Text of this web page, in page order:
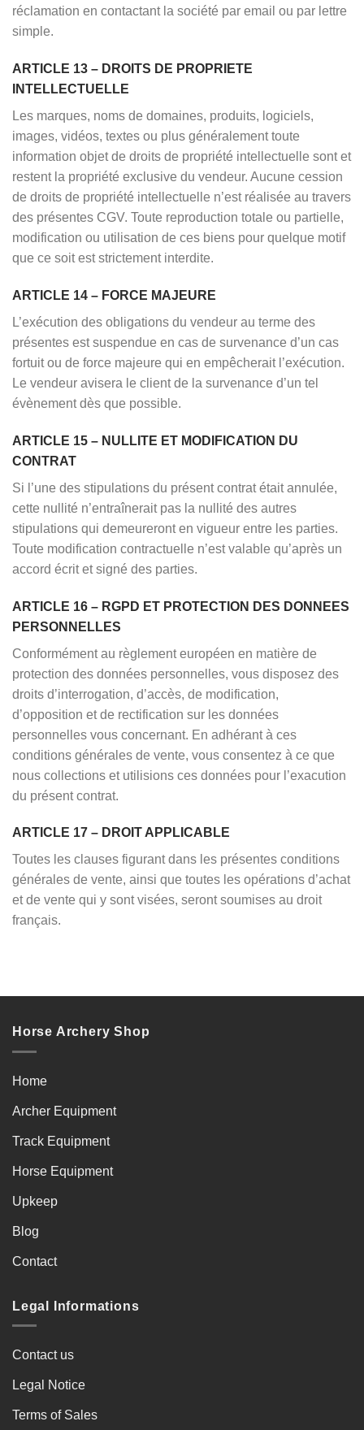
réclamation en contactant la société par email ou par lettre
simple.
ARTICLE 13 – DROITS DE PROPRIETE
INTELLECTUELLE
Les marques, noms de domaines, produits, logiciels,
images, vidéos, textes ou plus généralement toute
information objet de droits de propriété intellectuelle sont et
restent la propriété exclusive du vendeur. Aucune cession
de droits de propriété intellectuelle n’est réalisée au travers
des présentes CGV. Toute reproduction totale ou partielle,
modification ou utilisation de ces biens pour quelque motif
que ce soit est strictement interdite.
ARTICLE 14 – FORCE MAJEURE
L’exécution des obligations du vendeur au terme des
présentes est suspendue en cas de survenance d’un cas
fortuit ou de force majeure qui en empêcherait l’exécution.
Le vendeur avisera le client de la survenance d’un tel
évènement dès que possible.
ARTICLE 15 – NULLITE ET MODIFICATION DU
CONTRAT
Si l’une des stipulations du présent contrat était annulée,
cette nullité n’entraînerait pas la nullité des autres
stipulations qui demeureront en vigueur entre les parties.
Toute modification contractuelle n’est valable qu’après un
accord écrit et signé des parties.
ARTICLE 16 – RGPD ET PROTECTION DES DONNEES
PERSONNELLES
Conformément au règlement européen en matière de
protection des données personnelles, vous disposez des
droits d’interrogation, d’accès, de modification,
d’opposition et de rectification sur les données
personnelles vous concernant. En adhérant à ces
conditions générales de vente, vous consentez à ce que
nous collections et utilisions ces données pour l’exacution
du présent contrat.
ARTICLE 17 – DROIT APPLICABLE
Toutes les clauses figurant dans les présentes conditions
générales de vente, ainsi que toutes les opérations d’achat
et de vente qui y sont visées, seront soumises au droit
français.
Horse Archery Shop
Home
Archer Equipment
Track Equipment
Horse Equipment
Upkeep
Blog
Contact
Legal Informations
Contact us
Legal Notice
Terms of Sales